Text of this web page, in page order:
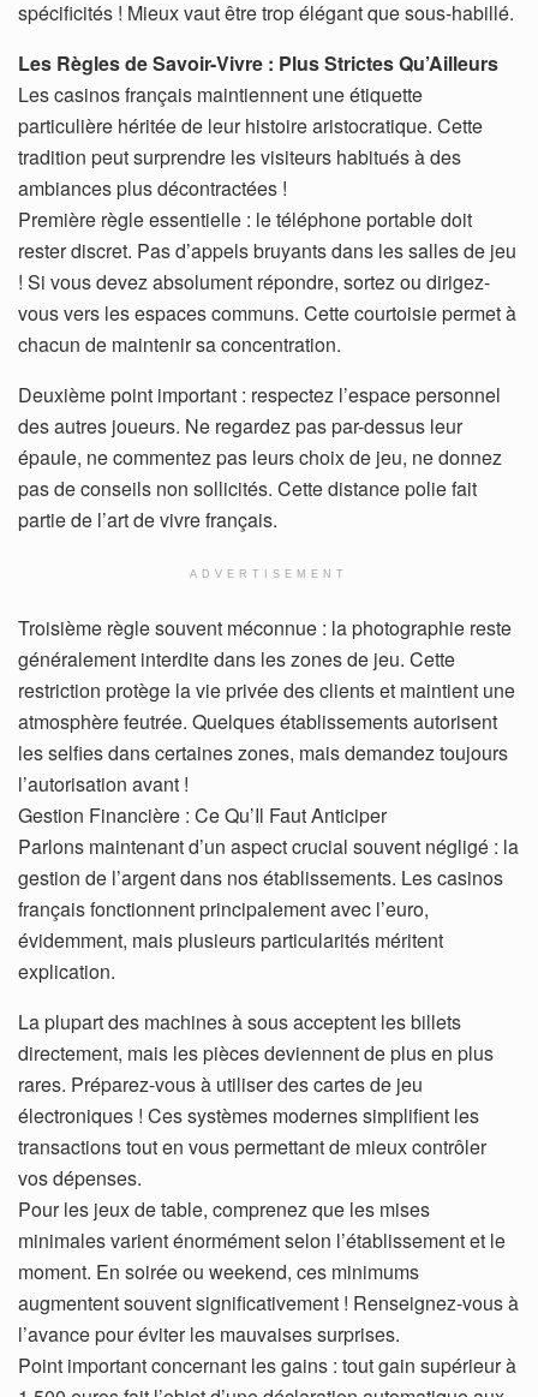
spécificités ! Mieux vaut être trop élégant que sous-habillé.
Les Règles de Savoir-Vivre : Plus Strictes Qu’Ailleurs
Les casinos français maintiennent une étiquette
particulière héritée de leur histoire aristocratique. Cette
tradition peut surprendre les visiteurs habitués à des
ambiances plus décontractées !
Première règle essentielle : le téléphone portable doit
rester discret. Pas d’appels bruyants dans les salles de jeu
! Si vous devez absolument répondre, sortez ou dirigez-
vous vers les espaces communs. Cette courtoisie permet à
chacun de maintenir sa concentration.
Deuxième point important : respectez l’espace personnel
des autres joueurs. Ne regardez pas par-dessus leur
épaule, ne commentez pas leurs choix de jeu, ne donnez
pas de conseils non sollicités. Cette distance polie fait
partie de l’art de vivre français.
ADVERTISEMENT
Troisième règle souvent méconnue : la photographie reste
généralement interdite dans les zones de jeu. Cette
restriction protège la vie privée des clients et maintient une
atmosphère feutrée. Quelques établissements autorisent
les selfies dans certaines zones, mais demandez toujours
l’autorisation avant !
Gestion Financière : Ce Qu’Il Faut Anticiper
Parlons maintenant d’un aspect crucial souvent négligé : la
gestion de l’argent dans nos établissements. Les casinos
français fonctionnent principalement avec l’euro,
évidemment, mais plusieurs particularités méritent
explication.
La plupart des machines à sous acceptent les billets
directement, mais les pièces deviennent de plus en plus
rares. Préparez-vous à utiliser des cartes de jeu
électroniques ! Ces systèmes modernes simplifient les
transactions tout en vous permettant de mieux contrôler
vos dépenses.
Pour les jeux de table, comprenez que les mises
minimales varient énormément selon l’établissement et le
moment. En soirée ou weekend, ces minimums
augmentent souvent significativement ! Renseignez-vous à
l’avance pour éviter les mauvaises surprises.
Point important concernant les gains : tout gain supérieur à